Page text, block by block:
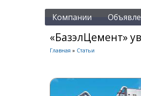
Компании
«БазэлЦемент»
Главная » Статьи